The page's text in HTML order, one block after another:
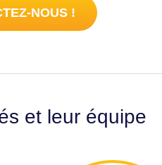
NOUS !
et leur équipe